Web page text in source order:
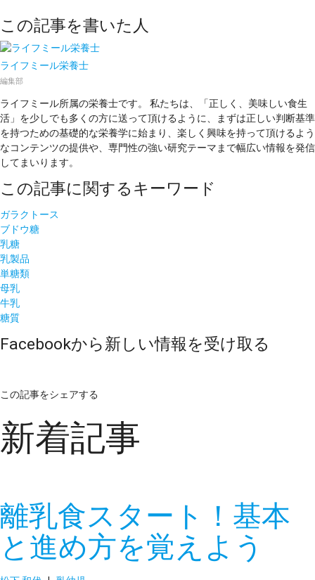
この記事を書いた人
ライフミール栄養士
編集部
ライフミール所属の栄養士です。 私たちは、「正しく、美味しい食生
活」を少しでも多くの方に送って頂けるように、まずは正しい判断基準
を持つための基礎的な栄養学に始まり、楽しく興味を持って頂けるよう
なコンテンツの提供や、専門性の強い研究テーマまで幅広い情報を発信
してまいります。
この記事に関するキーワード
ガラクトース
ブドウ糖
乳糖
乳製品
単糖類
母乳
牛乳
糖質
Facebookから新しい情報を受け取る
この記事をシェアする
新着記事
離乳食スタート！基本
と進め方を覚えよう